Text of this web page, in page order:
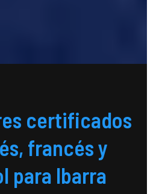
certificados
francés y
para Ibarra